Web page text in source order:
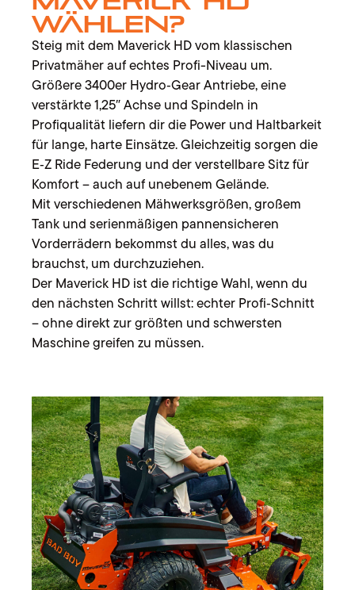
wählen?
Steig mit dem Maverick HD vom klassischen
Privatmäher auf echtes Profi-Niveau um.
Größere 3400er Hydro‑Gear Antriebe, eine
verstärkte 1,25″ Achse und Spindeln in
Profiqualität liefern dir die Power und Haltbarkeit
für lange, harte Einsätze. Gleichzeitig sorgen die
E‑Z Ride Federung und der verstellbare Sitz für
Komfort – auch auf unebenem Gelände.
Mit verschiedenen Mähwerksgrößen, großem
Tank und serienmäßigen pannensicheren
Vorderrädern bekommst du alles, was du
brauchst, um durchzuziehen.
Der Maverick HD ist die richtige Wahl, wenn du
den nächsten Schritt willst: echter Profi‑Schnitt
– ohne direkt zur größten und schwersten
Maschine greifen zu müssen.